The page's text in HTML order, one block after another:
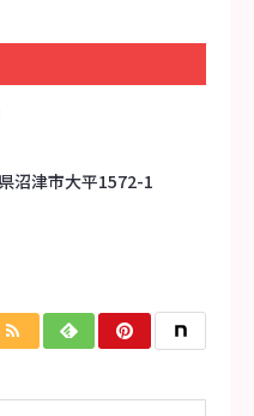
沼津市大平1572-1